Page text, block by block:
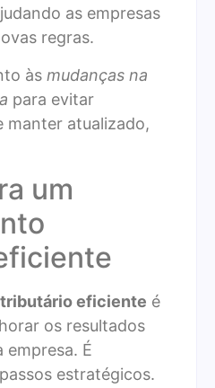
as empresas
regras.
às mudanças na
para evitar
manter atualizado,
um
eficiente é
os resultados
empresa. É
estratégicos.